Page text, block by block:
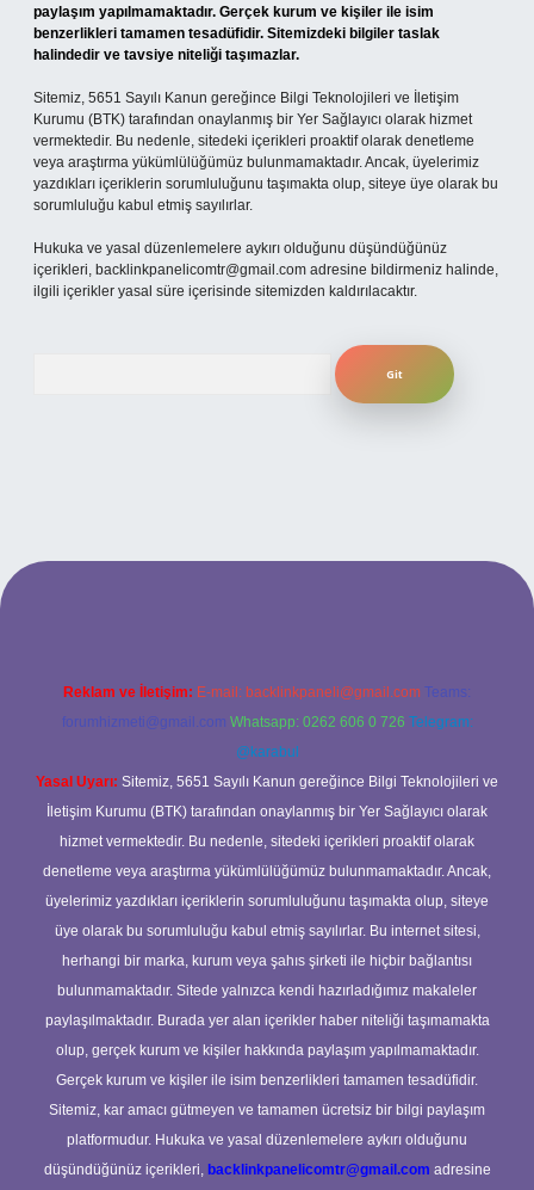
paylaşım yapılmamaktadır. Gerçek kurum ve kişiler ile isim
benzerlikleri tamamen tesadüfidir. Sitemizdeki bilgiler taslak
halindedir ve tavsiye niteliği taşımazlar.
Sitemiz, 5651 Sayılı Kanun gereğince Bilgi Teknolojileri ve İletişim
Kurumu (BTK) tarafından onaylanmış bir Yer Sağlayıcı olarak hizmet
vermektedir. Bu nedenle, sitedeki içerikleri proaktif olarak denetleme
veya araştırma yükümlülüğümüz bulunmamaktadır. Ancak, üyelerimiz
yazdıkları içeriklerin sorumluluğunu taşımakta olup, siteye üye olarak bu
sorumluluğu kabul etmiş sayılırlar.
Hukuka ve yasal düzenlemelere aykırı olduğunu düşündüğünüz
içerikleri, backlinkpanelicomtr@gmail.com adresine bildirmeniz halinde,
ilgili içerikler yasal süre içerisinde sitemizden kaldırılacaktır.
yeni giriş adresi
Reklam ve İletişim: E-mail: backlinkpaneli@gmail.com Teams:
forumhizmeti@gmail.com Whatsapp: 0262 606 0 726 Telegram:
@karabul
Yasal Uyarı: Sitemiz, 5651 Sayılı Kanun gereğince Bilgi Teknolojileri ve
İletişim Kurumu (BTK) tarafından onaylanmış bir Yer Sağlayıcı olarak
hizmet vermektedir. Bu nedenle, sitedeki içerikleri proaktif olarak
denetleme veya araştırma yükümlülüğümüz bulunmamaktadır. Ancak,
üyelerimiz yazdıkları içeriklerin sorumluluğunu taşımakta olup, siteye
üye olarak bu sorumluluğu kabul etmiş sayılırlar. Bu internet sitesi,
herhangi bir marka, kurum veya şahıs şirketi ile hiçbir bağlantısı
bulunmamaktadır. Sitede yalnızca kendi hazırladığımız makaleler
paylaşılmaktadır. Burada yer alan içerikler haber niteliği taşımamakta
olup, gerçek kurum ve kişiler hakkında paylaşım yapılmamaktadır.
Gerçek kurum ve kişiler ile isim benzerlikleri tamamen tesadüfidir.
Sitemiz, kar amacı gütmeyen ve tamamen ücretsiz bir bilgi paylaşım
platformudur. Hukuka ve yasal düzenlemelere aykırı olduğunu
düşündüğünüz içerikleri, backlinkpanelicomtr@gmail.com adresine